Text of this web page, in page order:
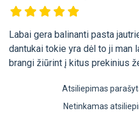
Labai gera balinanti pasta
dantukai tokie yra dėl to ji man
brangi žiūrint į kitus prekinius
Atsiliepimas
Netinkamas